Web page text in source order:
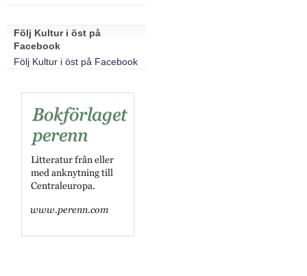
Följ Kultur i öst på
Facebook
Följ Kultur i öst på Facebook